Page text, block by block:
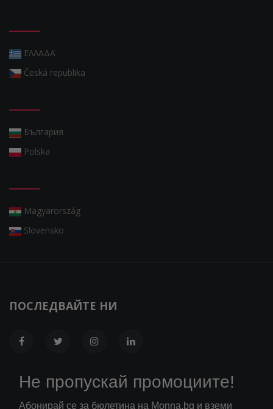
ΕΛΛΑΔΑ
Česká republika
България
Polska
Magyarország
Slovensko
ПОСЛЕДВАЙТЕ НИ
Не пропускай промоциите!
Абонирай се за бюлетина на Monna.bg и вземи